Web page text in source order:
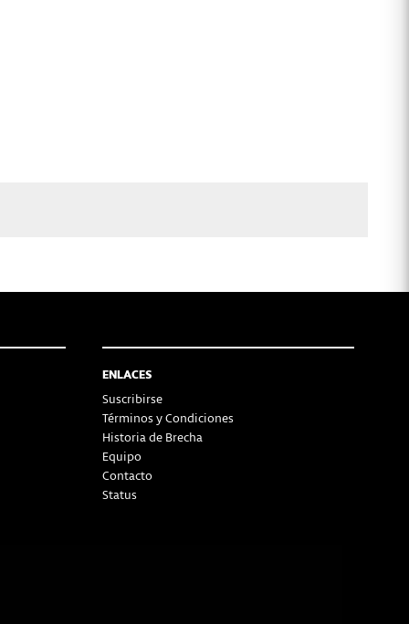
ENLACES
Suscribirse
Términos y Condiciones
Historia de Brecha
Equipo
Contacto
Status